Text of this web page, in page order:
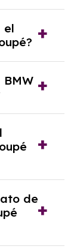
y
límite,
el
en algunos
riesgo sin
viabilidad
de